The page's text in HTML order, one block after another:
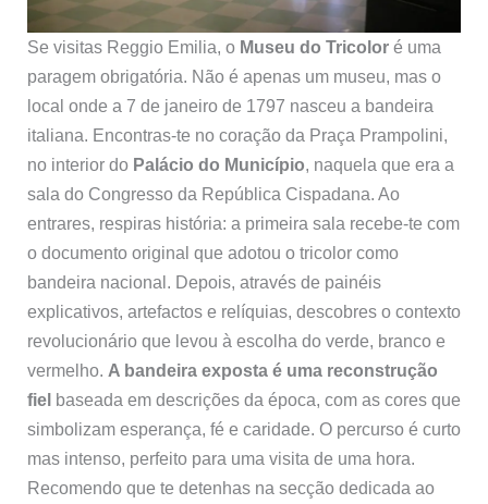
Se visitas Reggio Emilia, o Museu do Tricoloré uma
paragem obrigatória. Não é apenas um museu, mas o
local onde a 7 de janeiro de 1797 nasceu a bandeira
italiana. Encontras-te no coração da Praça Prampolini,
no interior do Palácio do Município, naquela que era a
sala do Congresso da República Cispadana. Ao
entrares, respiras história: a primeira sala recebe-te com
o documento original que adotou o tricolor como
bandeira nacional. Depois, através de painéis
explicativos, artefactos e relíquias, descobres o contexto
revolucionário que levou à escolha do verde, branco e
vermelho. A bandeira exposta é uma reconstrução
fiel baseada em descrições da época, com as cores que
simbolizam esperança, fé e caridade. O percurso é curto
mas intenso, perfeito para uma visita de uma hora.
Recomendo que te detenhas na secção dedicada ao